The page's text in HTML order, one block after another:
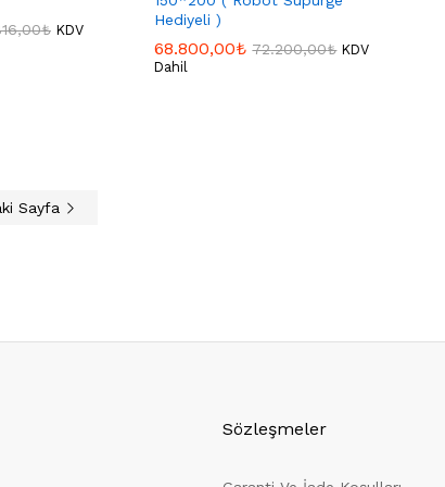
₺ KDV
₺
Hediyeli )
68.800,00₺ 72.200,00₺ KDV
Dahil
68.800,00₺ 72.200,00₺
Sayfa
Sözleşmeler